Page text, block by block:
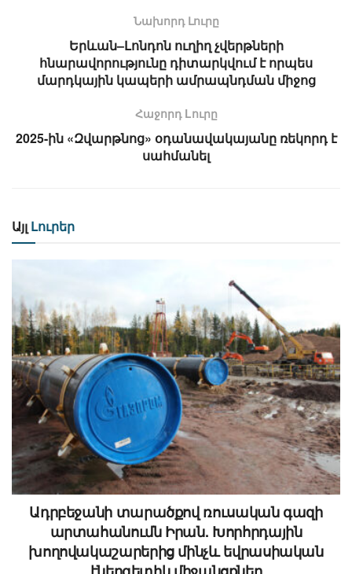
Նախորդ Լուրը
Երևան–Լոնդոն ուղիղ չվերթների
հնարավորությունը դիտարկվում է որպես
մարդկային կապերի ամրապնդման միջոց
Հաջորդ Lուրը
2025-ին «Զվարթնոց» օդանավակայանը ռեկորդ է
սահմանել
Այլ Լուրեր
Ադրբեջանի տարածքով ռուսական գազի
արտահանումն Իրան. Խորհրդային
խողովակաշարերից մինչև եվրասիական